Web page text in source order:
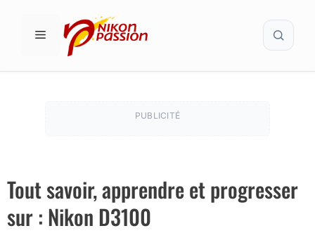
MENU
PUBLICITÉ
Tout savoir, apprendre et progresser
sur : Nikon D3100